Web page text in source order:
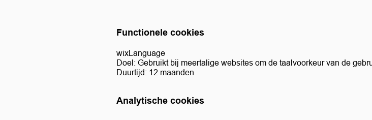
Functionele cookies
wixLanguage
Doel: Gebruikt bij meertalige websites om de taalvoorkeur van de
Duurtijd: 12 maanden
Analytische cookies